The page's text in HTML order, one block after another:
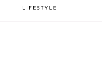
LIFESTYLE